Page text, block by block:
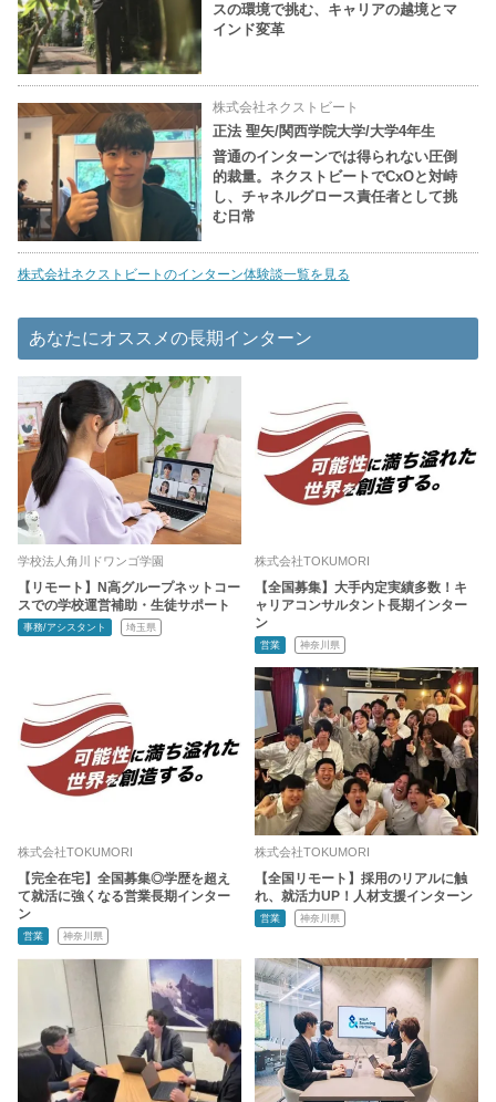
スの環境で挑む、キャリアの越境とマ
インド変革
株式会社ネクストビート
正法 聖矢/関西学院大学/大学4年生
普通のインターンでは得られない圧倒
的裁量。ネクストビートでCxOと対峙
し、チャネルグロース責任者として挑
む日常
株式会社ネクストビートのインターン体験談一覧を見る
あなたにオススメの長期インターン
学校法人角川ドワンゴ学園
【リモート】N高グループネットコー
スでの学校運営補助・生徒サポート
事務/アシスタント 埼玉県
株式会社TOKUMORI
【全国募集】大手内定実績多数！キ
ャリアコンサルタント長期インター
ン
営業 神奈川県
株式会社TOKUMORI
【完全在宅】全国募集◎学歴を超え
て就活に強くなる営業長期インター
ン
営業 神奈川県
株式会社TOKUMORI
【全国リモート】採用のリアルに触
れ、就活力UP！人材支援インターン
営業 神奈川県